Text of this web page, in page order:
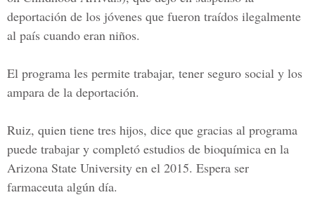
deportación de los jóvenes que fueron traídos ilegalmente
al país cuando eran niños.
El programa les permite trabajar, tener seguro social y los
ampara de la deportación.
Ruiz, quien tiene tres hijos, dice que gracias al programa
puede trabajar y completó estudios de bioquímica en la
Arizona State University en el 2015. Espera ser
farmaceuta algún día.